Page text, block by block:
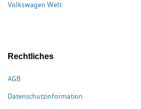
Volkswagen Welt
Rechtliches
AGB
Datenschutzinformation